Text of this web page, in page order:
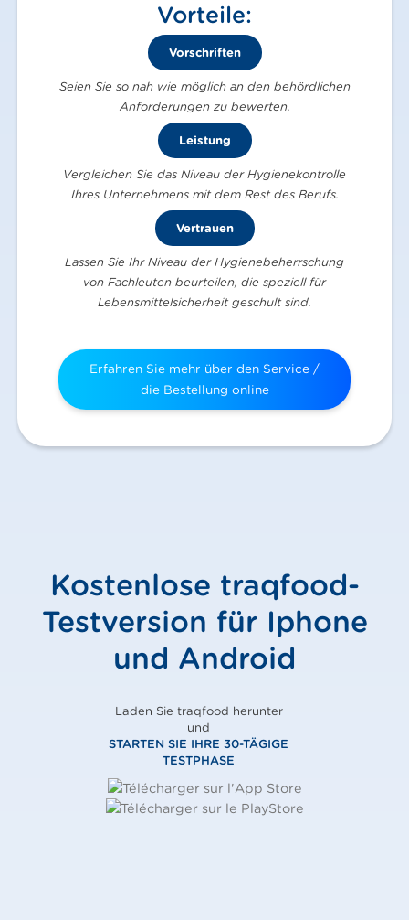
Vorteile:
Vorschriften
Seien Sie so nah wie möglich an den behördlichen
Anforderungen zu bewerten.
Leistung
Vergleichen Sie das Niveau der Hygienekontrolle
Ihres Unternehmens mit dem Rest des Berufs.
Vertrauen
Lassen Sie Ihr Niveau der Hygienebeherrschung
von Fachleuten beurteilen, die speziell für
Lebensmittelsicherheit geschult sind.
Erfahren Sie mehr über den Service /
die Bestellung online
Kostenlose traqfood-
Testversion für Iphone
und Android
Laden Sie traqfood herunter
und
STARTEN SIE IHRE 30-TÄGIGE
TESTPHASE